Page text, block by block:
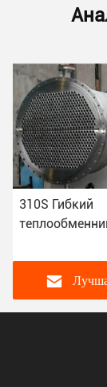
310S Гибкий
всех
теплообмена